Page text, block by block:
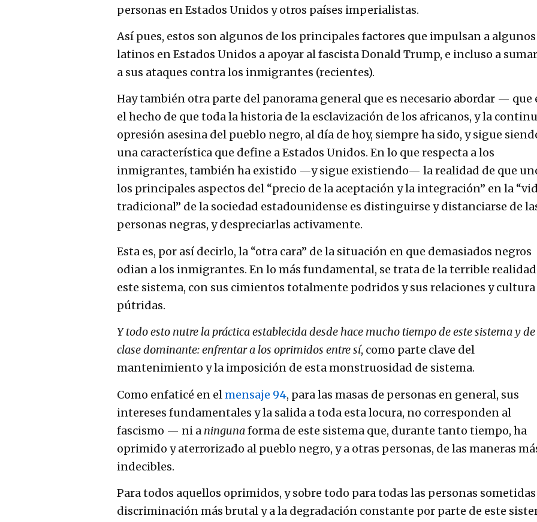
personas en Estados Unidos y otros países imperialistas.
Así pues, estos son algunos de los principales factores que impulsan a algunos
latinos en Estados Unidos a apoyar al fascista Donald Trump, e incluso a
a sus ataques contra los inmigrantes (recientes).
Hay también otra parte del panorama general que es necesario abordar — que
el hecho de que toda la historia de la esclavización de los africanos, y la
opresión asesina del pueblo negro, al día de hoy, siempre ha sido, y sigue
una característica que define a Estados Unidos. En lo que respecta a los
inmigrantes, también ha existido —y sigue existiendo— la realidad de que
los principales aspectos del “precio de la aceptación y la integración” en la
tradicional” de la sociedad estadounidense es distinguirse y distanciarse de
personas negras, y despreciarlas activamente.
Esta es, por así decirlo, la “otra cara” de la situación en que demasiados negros
odian a los inmigrantes. En lo más fundamental, se trata de la terrible
este sistema, con sus cimientos totalmente podridos y sus relaciones y cultura
pútridas.
Y todo esto nutre la práctica establecida desde hace mucho tiempo de este sistema y de
clase dominante: enfrentar a los oprimidos entre sí, como parte clave del
mantenimiento y la imposición de esta monstruosidad de sistema.
Como enfaticé en elmensaje 94, para las masas de personas en general, sus
intereses fundamentales y la salida a toda esta locura, no corresponden al
fascismo — ni a ningunaforma de este sistema que, durante tanto tiempo, ha
oprimido y aterrorizado al pueblo negro, y a otras personas, de las maneras
indecibles.
Para todos aquellos oprimidos, y sobre todo para todas las personas sometidas
discriminación más brutal y a la degradación constante por parte de este